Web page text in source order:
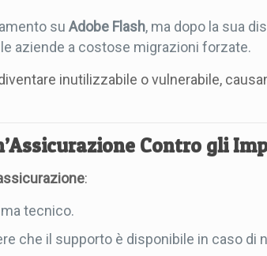
su Adobe Flash, ma dopo la sua
aziende a costose migrazioni forzate.
inutilizzabile o vulnerabile,
Contro gli
:
tecnico.
che il supporto è disponibile in caso di